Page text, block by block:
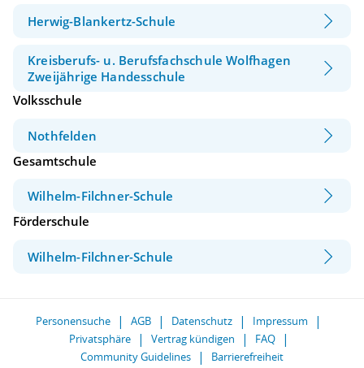
Herwig-Blankertz-Schule
Kreisberufs- u. Berufsfachschule Wolfhagen
Zweijährige Handesschule
Volksschule
Nothfelden
Gesamtschule
Wilhelm-Filchner-Schule
Förderschule
Wilhelm-Filchner-Schule
Personensuche AGB Datenschutz
Impressum
Privatsphäre
Vertrag kündigen
FAQ
Community Guidelines
Barrierefreiheit